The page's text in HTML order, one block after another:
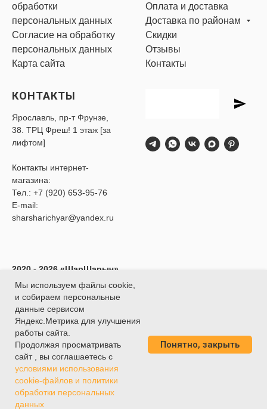
обработки
персональных данных
Согласие на обработку
персональных данных
Карта сайта
Оплата и доставка
Доставка по районам
Скидки
Отзывы
Контакты
КОНТАКТЫ
Ярославль, пр-т Фрунзе,
38. ТРЦ Фреш! 1 этаж [за
лифтом]
Контакты интернет-
магазина:
Тел.: +7 (920) 653-95-76
E-mail:
sharsharichyar@yandex.ru
2020 - 2026 «ШарШарыч»
- Доставка воздушных
шаров в Ярославле.
ИП Глибина Ксения
Юрьевна
ИНН 760414438188
ОГРНИП 320762700039451
Мы используем файлы cookie,
и собираем персональные
данные сервисом
Яндекс.Метрика для улучшения
работы сайта.
Продолжая просматривать
сайт , вы соглашаетесь с
условиями использования
cookie-файлов и политики
обработки персональных
данных
Понятно, закрыть
Made on